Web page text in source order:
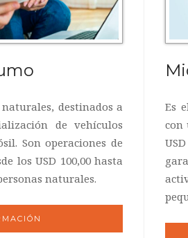
destinados a
de vehículos
Son operaciones de
los USD 100,00 hasta
naturales.
Es
con